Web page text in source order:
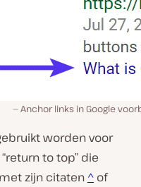
Anchor links in Google
worden voor
to top” die
zijn citaten ^ of